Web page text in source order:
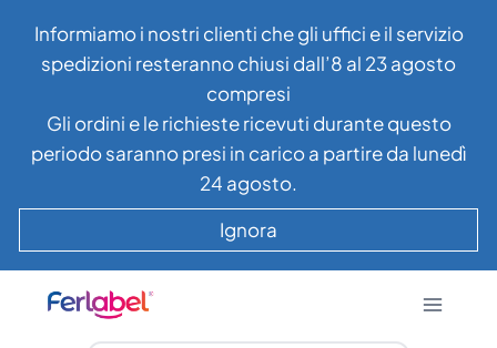
contenuto
Informiamo i nostri clienti che gli uffici e il servizio
spedizioni resteranno chiusi dall’8 al 23 agosto
compresi
Gli ordini e le richieste ricevuti durante questo
periodo saranno presi in carico a partire da lunedì
24 agosto.
Ignora